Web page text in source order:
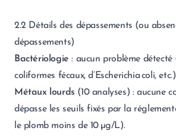
2.2 Détails des dépassements (ou
dépassements)
Bactériologie : aucun problème détecté
coliformes fécaux, d’Escherichia coli, etc.).
Métaux lourds (10 analyses) : aucune
dépasse les seuils fixés par la
le plomb moins de 10 µg/L).